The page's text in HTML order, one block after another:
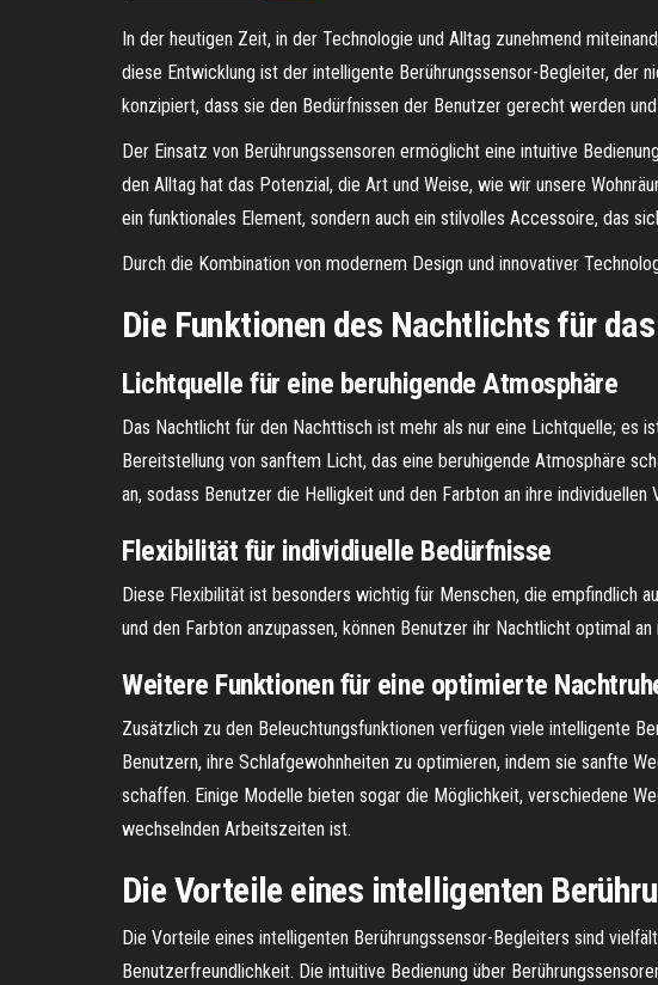
In der heutigen Zeit, in der Technologie und Alltag zunehmend
diese Entwicklung ist der intelligente Berührungssensor-Begleiter, der
konzipiert, dass sie den Bedürfnissen der Benutzer gerecht werden
Der Einsatz von Berührungssensoren ermöglicht eine intuitive
den Alltag hat das Potenzial, die Art und Weise, wie wir unsere
ein funktionales Element, sondern auch ein stilvolles Accessoire, das
Durch die Kombination von modernem Design und innovativer
Die Funktionen des Nachtlichts für
Lichtquelle für eine beruhigende Atmosphäre
Das Nachtlicht für den Nachttisch ist mehr als nur eine Lichtquelle; es
Bereitstellung von sanftem Licht, das eine beruhigende Atmosphäre
an, sodass Benutzer die Helligkeit und den Farbton an ihre individuellen
Flexibilität für individiuelle Bedürfnisse
Diese Flexibilität ist besonders wichtig für Menschen, die empfindlich
und den Farbton anzupassen, können Benutzer ihr Nachtlicht optimal
Weitere Funktionen für eine optimierte
Zusätzlich zu den Beleuchtungsfunktionen verfügen viele intelligente
Benutzern, ihre Schlafgewohnheiten zu optimieren, indem sie sanfte
schaffen. Einige Modelle bieten sogar die Möglichkeit, verschiedene
wechselnden Arbeitszeiten ist.
Die Vorteile eines intelligenten
Die Vorteile eines intelligenten Berührungssensor-Begleiters sind
Benutzerfreundlichkeit. Die intuitive Bedienung über